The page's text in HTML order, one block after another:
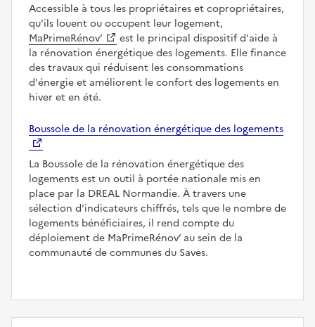
Accessible à tous les propriétaires et copropriétaires,
qu'ils louent ou occupent leur logement,
MaPrimeRénov’
est le principal dispositif d'aide à
la rénovation énergétique des logements. Elle finance
des travaux qui réduisent les consommations
d'énergie et améliorent le confort des logements en
hiver et en été.
Boussole de la rénovation énergétique des logements
La Boussole de la rénovation énergétique des
logements est un outil à portée nationale mis en
place par la DREAL Normandie. À travers une
sélection d'indicateurs chiffrés, tels que le nombre de
logements bénéficiaires, il rend compte du
déploiement de MaPrimeRénov’ au sein de la
communauté de communes du Saves.